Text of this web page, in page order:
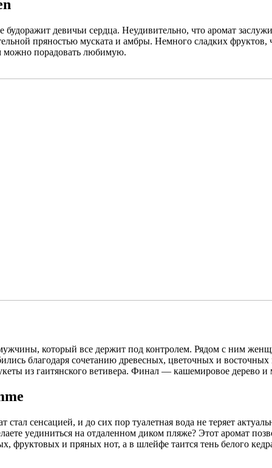
девичьи сердца. Неудивительно, что аромат
пряностью муската и амбры. Немного сладких
можно порадовать любимую.
который все держит под контролем. Рядом с ним
благодаря сочетанию древесных, цветочных и
из гаитянского ветивера. Финал — кашемировое дерево и
сенсацией, и до сих пор туалетная вода не теряет
уединиться на отдаленном диком пляже? Этот аромат
фруктовых и пряных нот, а в шлейфе таится тень белого